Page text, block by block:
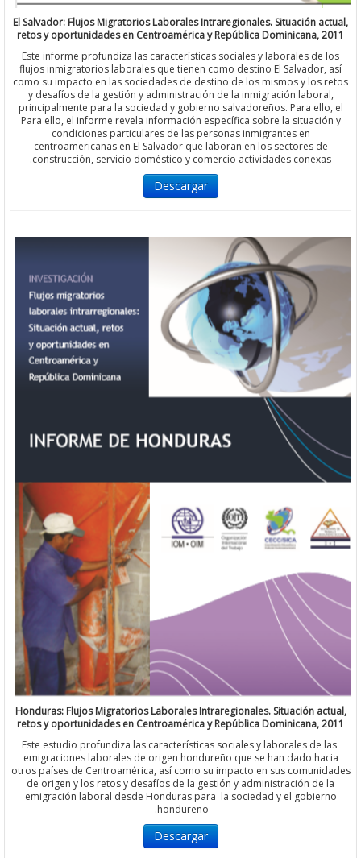
El Salvador: Flujos Migratorios Laborales Intraregionales. Situación
retos y oportunidades en Centroamérica y República
Este informe profundiza las características sociales y laborales
flujos inmigratorios laborales que tienen como destino El
como su impacto en las sociedades de destino de los mismos y
y desafíos de la gestión y administración de la inmigración
principalmente para la sociedad y gobierno salvadoreños. Para
Para ello, el informe revela información específica sobre la
condiciones particulares de las personas inmigrantes en
centroamericanas en El Salvador que laboran en los sectores
construcción, servicio doméstico y comercio actividades
Descargar
Honduras: Flujos Migratorios Laborales Intraregionales. Situación
retos y oportunidades en Centroamérica y República
Este estudio profundiza las características sociales y laborales
emigraciones laborales de origen hondureño que se han dado
otros países de Centroamérica, así como su impacto en sus
de origen y los retos y desafíos de la gestión y administración
emigración laboral desde Honduras para la sociedad y el
hondureño.
Descargar